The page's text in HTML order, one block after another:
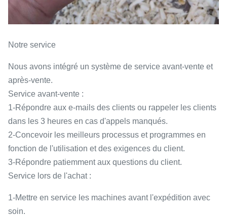
Notre service
Nous avons intégré un système de service avant-vente et
après-vente.
Service avant-vente :
1-Répondre aux e-mails des clients ou rappeler les clients
dans les 3 heures en cas d'appels manqués.
2-Concevoir les meilleurs processus et programmes en
fonction de l'utilisation et des exigences du client.
3-Répondre patiemment aux questions du client.
Service lors de l'achat :
1-Mettre en service les machines avant l'expédition avec
soin.